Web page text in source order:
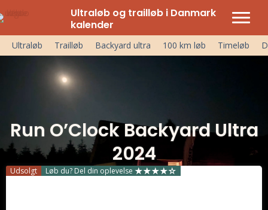
Ultraløb og trailløb i Danmark
kalender
Ultraløb Trailløb Backyard ultra 100 km løb Timeløb
Run O’Clock Backyard Ultra
2024
Udsolgt Løb du? Del din oplevelse